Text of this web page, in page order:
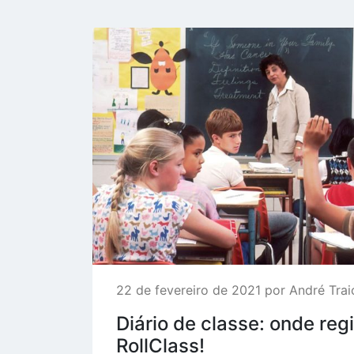
22 de fevereiro de 2021 por André
Diário de classe: onde
RollClass!